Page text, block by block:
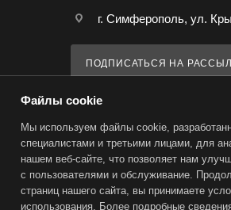
г. Симферополь, ул.
ПОДПИСАТЬСЯ НА
2026 © TorWin – интернет-
Файлы cookie
Мы используем файлы cookie,
специалистами и третьими лицами, для
нашем веб-сайте, что позволяет нам
с пользователями и обслуживание.
страниц нашего сайта, вы принимаете
использования. Более подробные